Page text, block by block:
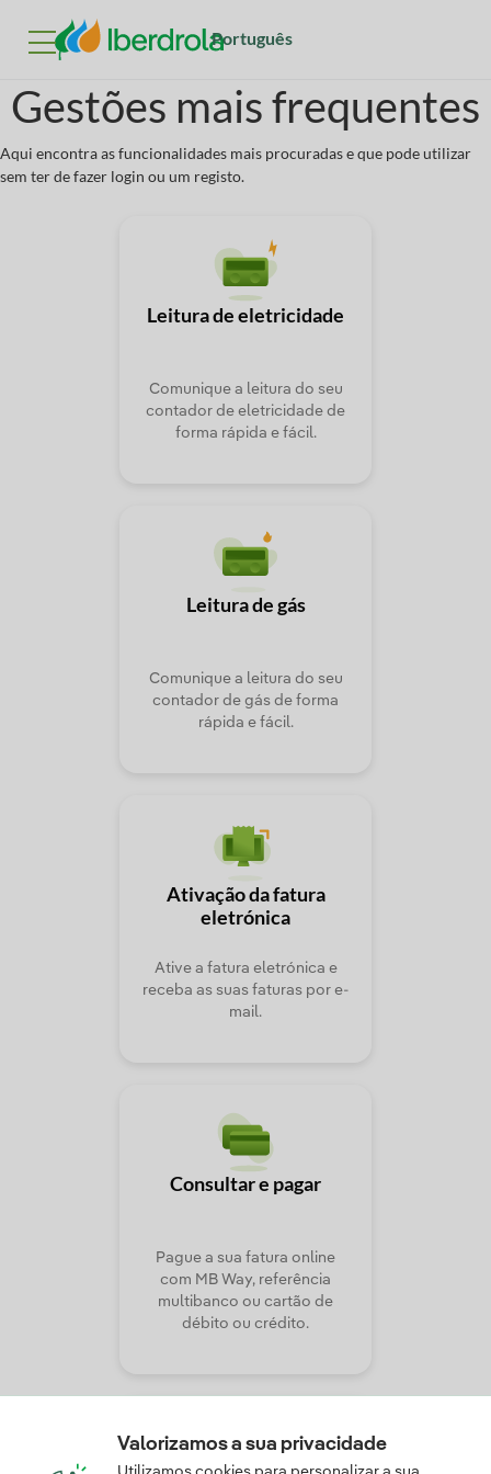
PortuguêsLíngua
Gestões mais frequentes
Aqui encontra as funcionalidades mais procuradas e que pode utilizar
sem ter de fazer login ou um registo.
Leitura de eletricidade
Comunique a leitura do seu
contador de eletricidade de
forma rápida e fácil.
Leitura de gás
Comunique a leitura do seu
contador de gás de forma
rápida e fácil.
Ativação da fatura
eletrónica
Ative a fatura eletrónica e
receba as suas faturas por e-
mail.
Consultar e pagar
Pague a sua fatura online
com MB Way, referência
multibanco ou cartão de
débito ou crédito.
Valorizamos a sua privacidade